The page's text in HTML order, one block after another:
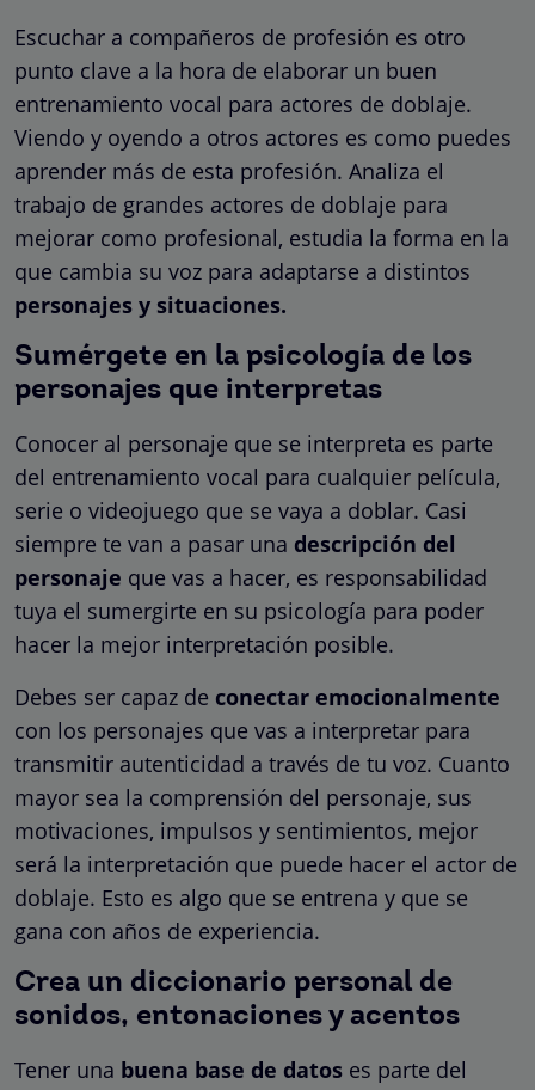
Escuchar a compañeros de profesión es otro
punto clave a la hora de elaborar un buen
entrenamiento vocal para actores de doblaje.
Viendo y oyendo a otros actores es como puedes
aprender más de esta profesión. Analiza el
trabajo de grandes actores de doblaje para
mejorar como profesional, estudia la forma en la
que cambia su voz para adaptarse a distintos
personajes y situaciones.
Sumérgete en la psicología de los
personajes que interpretas
Conocer al personaje que se interpreta es parte
del entrenamiento vocal para cualquier película,
serie o videojuego que se vaya a doblar. Casi
siempre te van a pasar una descripción del
personaje que vas a hacer, es responsabilidad
tuya el sumergirte en su psicología para poder
hacer la mejor interpretación posible.
Debes ser capaz de conectar emocionalmente
con los personajes que vas a interpretar para
transmitir autenticidad a través de tu voz. Cuanto
mayor sea la comprensión del personaje, sus
motivaciones, impulsos y sentimientos, mejor
será la interpretación que puede hacer el actor de
doblaje. Esto es algo que se entrena y que se
gana con años de experiencia.
Crea un diccionario personal de
sonidos, entonaciones y acentos
Tener una buena base de datos es parte del